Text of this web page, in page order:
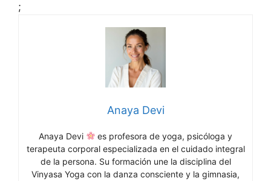
;
Anaya Devi
Anaya Devi
es profesora de yoga, psicóloga y
terapeuta corporal especializada en el cuidado integral
de la persona. Su formación une la disciplina del
Vinyasa Yoga con la danza consciente y la gimnasia,